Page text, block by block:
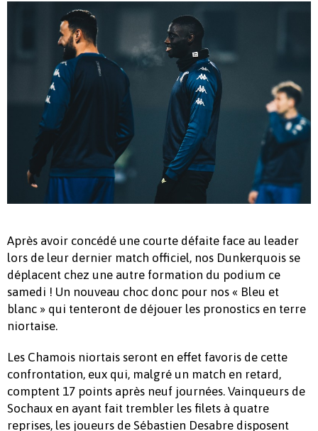
Après avoir concédé une courte défaite face au leader
lors de leur dernier match officiel, nos Dunkerquois se
déplacent chez une autre formation du podium ce
samedi ! Un nouveau choc donc pour nos « Bleu et
blanc » qui tenteront de déjouer les pronostics en terre
niortaise.
Les Chamois niortais seront en effet favoris de cette
confrontation, eux qui, malgré un match en retard,
comptent 17 points après neuf journées. Vainqueurs de
Sochaux en ayant fait trembler les filets à quatre
reprises, les joueurs de Sébastien Desabre disposent